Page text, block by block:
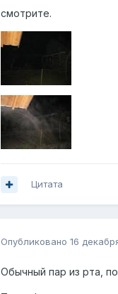
смотрите.
Цитата
Опубликовано 16
Обычный пар из рта,